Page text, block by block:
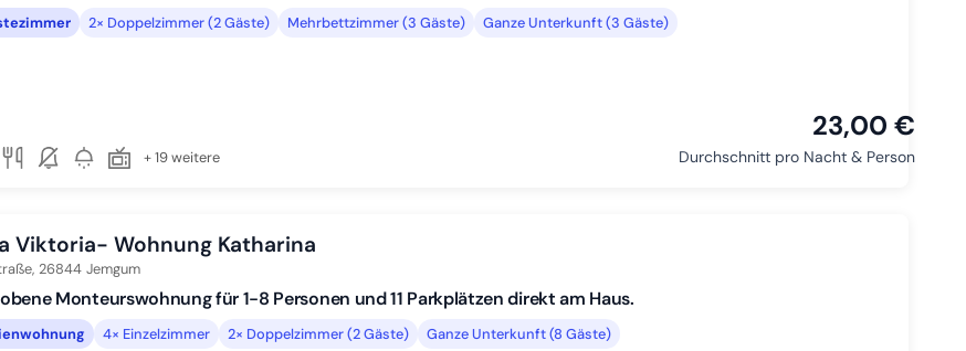
2× Doppelzimmer (2 Gäste) Mehrbettzimmer (3 Gäste) Ganze Unterkunft (3 Gäste)
+ 19 weitere
23,00 €
Durchschnitt pro Nacht & Person
Viktoria- Wohnung Katharina
26844 Jemgum
Monteurswohnung für 1-8 Personen und 11 Parkplätzen direkt am Haus.
4× Einzelzimmer 2× Doppelzimmer (2 Gäste) Ganze Unterkunft (8 Gäste)